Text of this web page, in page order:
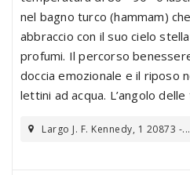
nel bagno turco (hammam)
abbraccio con il suo cielo
profumi. Il percorso
doccia emozionale e il riposo
lettini ad acqua. L’angolo
Largo J. F. Kennedy, 1 20873 -...